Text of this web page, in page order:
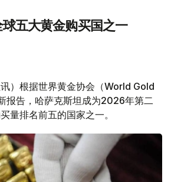
五大黄金购买国之一
讯）根据世界黄金协会（World Gold
报告，哈萨克斯坦成为2026年第二
量排名前五的国家之一。